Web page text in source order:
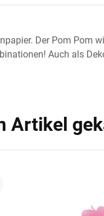
Der Pom Pom
Auch als
Artikel